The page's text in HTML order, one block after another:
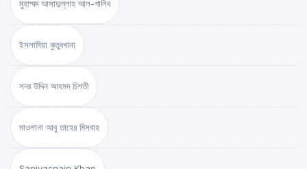
মুহাম্মদ আসাদুল্লাহ আল-গালিব
ইসলামিয়া কুতুবখানা
সদর উদ্দিন আহমদ চিশতী
মাওলানা আবু তাহের মিসবাহ